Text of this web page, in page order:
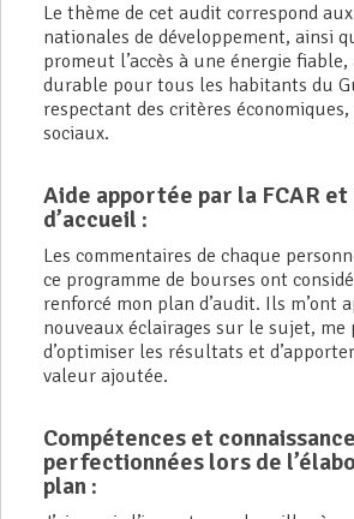
Le thème de cet audit correspond
nationales de développement, ainsi
promeut l’accès à une énergie
durable pour tous les habitants du
respectant des critères
sociaux.
Aide apportée par la FCAR et
d’accueil :
Les commentaires de chaque
ce programme de bourses ont
renforcé mon plan d’audit. Ils m’ont
nouveaux éclairages sur le sujet,
d’optimiser les résultats et
valeur ajoutée.
Compétences et
perfectionnées lors de
plan :